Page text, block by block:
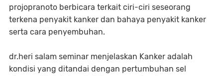
projopranoto berbicara terkait ciri-ciri seseorang
terkena penyakit kanker dan bahaya penyakit kanker
serta cara penyembuhan.
dr.heri salam seminar menjelaskan Kanker adalah
kondisi yang ditandai dengan pertumbuhan sel